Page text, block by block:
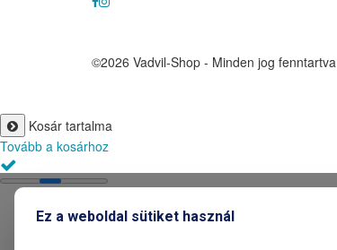
©2026 Vadvil-Shop - Minden jog fenntartva
Kosár tartalma
Tovább a kosárhoz
Ez a weboldal sütiket használ